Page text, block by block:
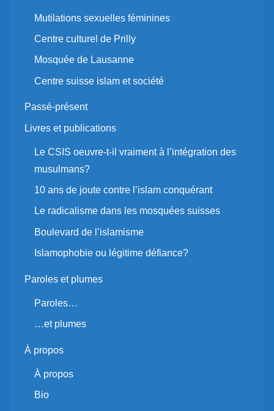
Mutilations sexuelles féminines
Centre culturel de Prilly
Mosquée de Lausanne
Centre suisse islam et société
Passé-présent
Livres et publications
Le CSIS oeuvre-t-il vraiment à l’intégration des
musulmans?
10 ans de joute contre l’islam conquérant
Le radicalisme dans les mosquées suisses
Boulevard de l’islamisme
Islamophobie ou légitime défiance?
Paroles et plumes
Paroles…
…et plumes
À propos
À propos
Bio